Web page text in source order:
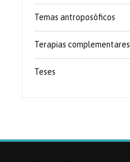
Temas antroposóficos
Terapias complementares
Teses